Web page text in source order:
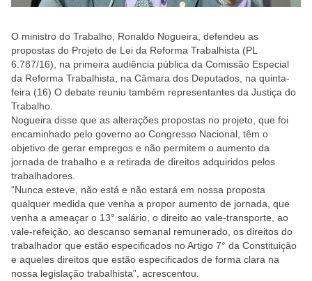
O ministro do Trabalho, Ronaldo Nogueira, defendeu as
propostas do Projeto de Lei da Reforma Trabalhista (PL
6.787/16), na primeira audiência pública da Comissão Especial
da Reforma Trabalhista, na Câmara dos Deputados, na quinta-
feira (16) O debate reuniu também representantes da Justiça do
Trabalho.
Nogueira disse que as alterações propostas no projeto, que foi
encaminhado pelo governo ao Congresso Nacional, têm o
objetivo de gerar empregos e não permitem o aumento da
jornada de trabalho e a retirada de direitos adquiridos pelos
trabalhadores.
“Nunca esteve, não está e não estará em nossa proposta
qualquer medida que venha a propor aumento de jornada, que
venha a ameaçar o 13° salário, o direito ao vale-transporte, ao
vale-refeição, ao descanso semanal remunerado, os direitos do
trabalhador que estão especificados no Artigo 7° da Constituição
e aqueles direitos que estão especificados de forma clara na
nossa legislação trabalhista”, acrescentou.